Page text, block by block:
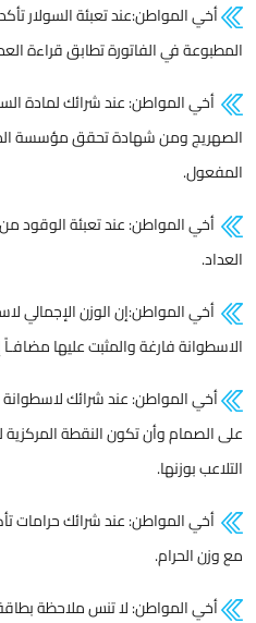
أخي المواطن:عند تعبئة السولار
المطبوعة في الفاتورة تطابق قراءة
أخي المواطن: عند شرائك لمادة
الصهريج ومن شهادة تحقق مؤسسة
المفعول.
أخي المواطن: عند تعبئة الوقود
العداد.
أخي المواطن:إن الوزن الإجمالي
الاسطوانة فارغة والمثبت عليها مضافـاً إليهـا
أخي المواطن: عند شرائك
على الصمام وأن تكون النقطة
التلاعب بوزنها.
أخي المواطن: عند شرائك حرامات
مع وزن الحرام.
أخي المواطن: لا تنس ملاحظة بطاقة